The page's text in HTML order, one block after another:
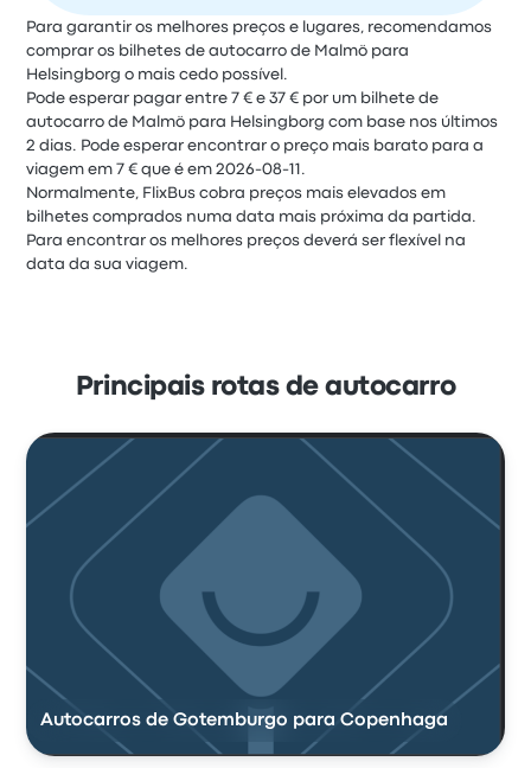
Para garantir os melhores preços e lugares, recomendamos
comprar os bilhetes de autocarro de Malmö para
Helsingborg o mais cedo possível.
Pode esperar pagar entre 7 € e 37 € por um bilhete de
autocarro de Malmö para Helsingborg com base nos últimos
2 dias. Pode esperar encontrar o preço mais barato para a
viagem em 7 € que é em 2026-08-11.
Normalmente, FlixBus cobra preços mais elevados em
bilhetes comprados numa data mais próxima da partida.
Para encontrar os melhores preços deverá ser flexível na
data da sua viagem.
Principais rotas de autocarro
Autocarros de Gotemburgo para Copenhaga